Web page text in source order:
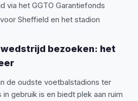
via het GGTO Garantiefonds
Sheffield en het stadion
bezoeken: het
de oudste voetbalstadions ter
gebruik is en biedt plek aan ruim